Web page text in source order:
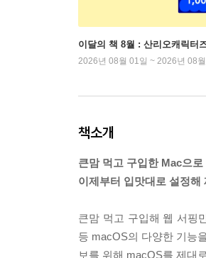
이달의 책 8월 : 산리오캐릭터
2026년 08월 01일 ~ 2026년 08월
책소개
큰맘 먹고 구입한 Mac으
이제부터 입맛대로 설정해
큰맘 먹고 구입해 웹 서핑
등 macOS의 다양한 기능
보를 위해 macOS를 제대